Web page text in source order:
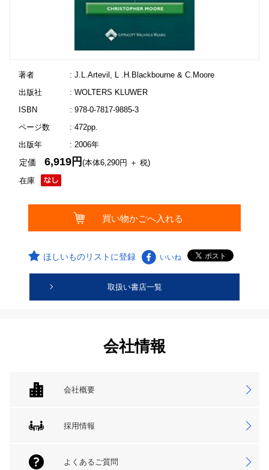
著者
: J.L.Artevil, L .H.Blackbourne & C.Moore
出版社
: WOLTERS KLUWER
ISBN
: 978-0-7817-9885-3
ページ数
: 472pp.
出版年
: 2006年
在庫
定価6,919円(本体6,290円 ＋ 税)
ほしいものリストに登録 いいね
取扱い書店一覧
会社情報
会社概要
採用情報
よくあるご質問